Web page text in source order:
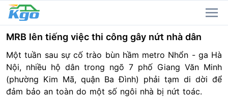
MRB lên tiếng việc thi công gây nứt nhà dân
Một tuần sau sự cố trào bùn hầm metro Nhổn - ga Hà
Nội, nhiều hộ dân trong ngõ 7 phố Giang Văn Minh
(phường Kim Mã, quận Ba Đình) phải tạm di dời để
đảm bảo an toàn do một số ngôi nhà bị nứt toác.